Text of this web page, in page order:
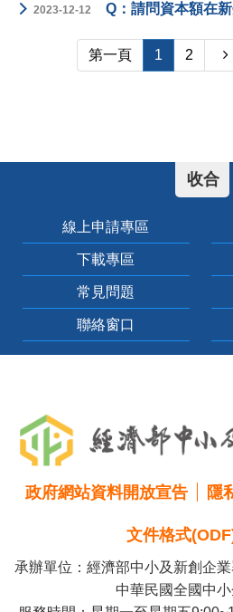
2023-12-12 Q：請問資本額在新臺幣1億元以下
第一頁 1 2
線上申請專區
下載專區
常見問題
聯絡窗口
政府網站資料開放宣告 隱
文件格式
承辦單位：經濟部中小及新創企
中華民國全國中